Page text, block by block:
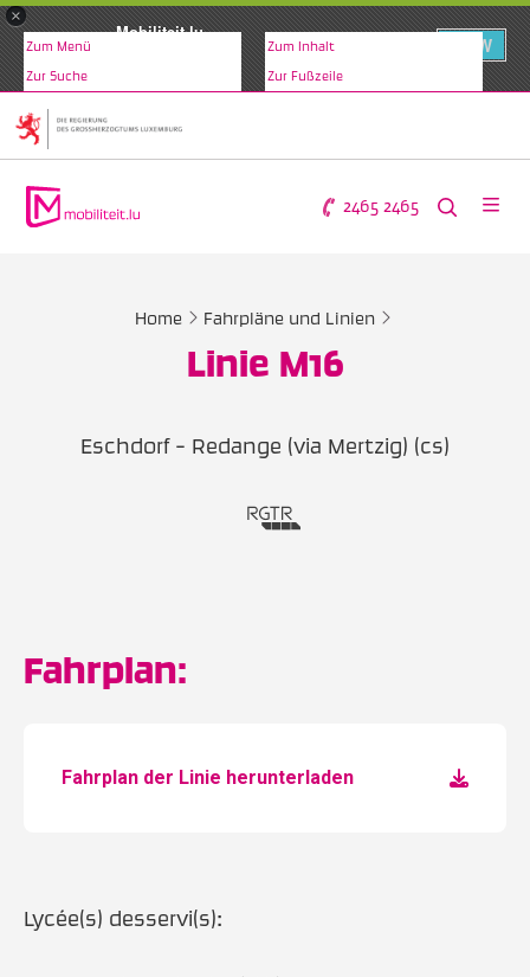
×
Mobiliteit.lu
VIEW
Zum Menü Zum Inhalt
Zur Suche Zur Fußzeile
2465 2465
Home Fahrpläne und Linien
Linie M16
Eschdorf - Redange (via Mertzig) (cs)
Fahrplan:
Fahrplan der Linie herunterladen
Lycée(s) desservi(s):